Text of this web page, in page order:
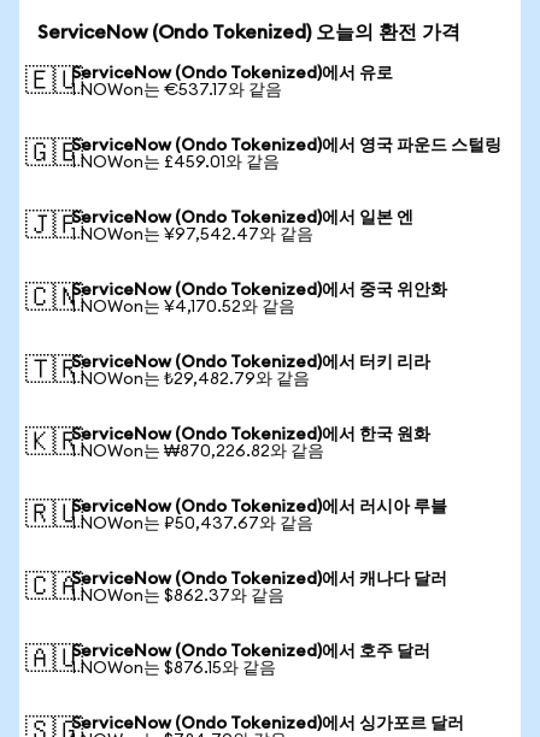
ServiceNow (Ondo Tokenized) 오늘의 환전 가격
🇪🇺ServiceNow (Ondo Tokenized)에서 유로
1 NOWon는 €537.17와 같음
🇬🇧ServiceNow (Ondo Tokenized)에서 영국 파운드 스털링
1 NOWon는 £459.01와 같음
🇯🇵ServiceNow (Ondo Tokenized)에서 일본 엔
1 NOWon는 ¥97,542.47와 같음
🇨🇳ServiceNow (Ondo Tokenized)에서 중국 위안화
1 NOWon는 ¥4,170.52와 같음
🇹🇷ServiceNow (Ondo Tokenized)에서 터키 리라
1 NOWon는 ₺29,482.79와 같음
🇰🇷ServiceNow (Ondo Tokenized)에서 한국 원화
1 NOWon는 ₩870,226.82와 같음
🇷🇺ServiceNow (Ondo Tokenized)에서 러시아 루블
1 NOWon는 ₽50,437.67와 같음
🇨🇦ServiceNow (Ondo Tokenized)에서 캐나다 달러
1 NOWon는 $862.37와 같음
🇦🇺ServiceNow (Ondo Tokenized)에서 호주 달러
1 NOWon는 $876.15와 같음
ServiceNow (Ondo Tokenized)에서 싱가포르 달러